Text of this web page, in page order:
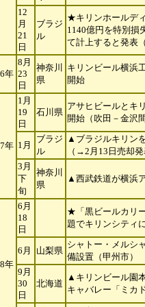
12
月
21
日
ブラジ
ル
★キリンホールデ
1140億円を特別損
て計上すると発表
年
8月
23
日
神奈川
県
キリンビール横浜
開始
年
1月
19
日
石川県
アサヒビールとキ
開始（吹田－金沢間
1月
ブラジ
ル
▲ブラジルキリン
（→2月13日売却発
3月
下
旬
神奈川
県
▲西武鉄道が横浜
年
6月
18
日
★「黒ビールカリ
題でキリンシティ
6月 山梨県
シャトー・メルシ
備設置（甲州市）
9月
30
日
北海道
▲キリンビール園
キャバレー「ミカ